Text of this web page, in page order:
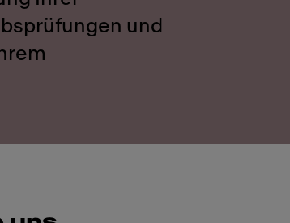
und